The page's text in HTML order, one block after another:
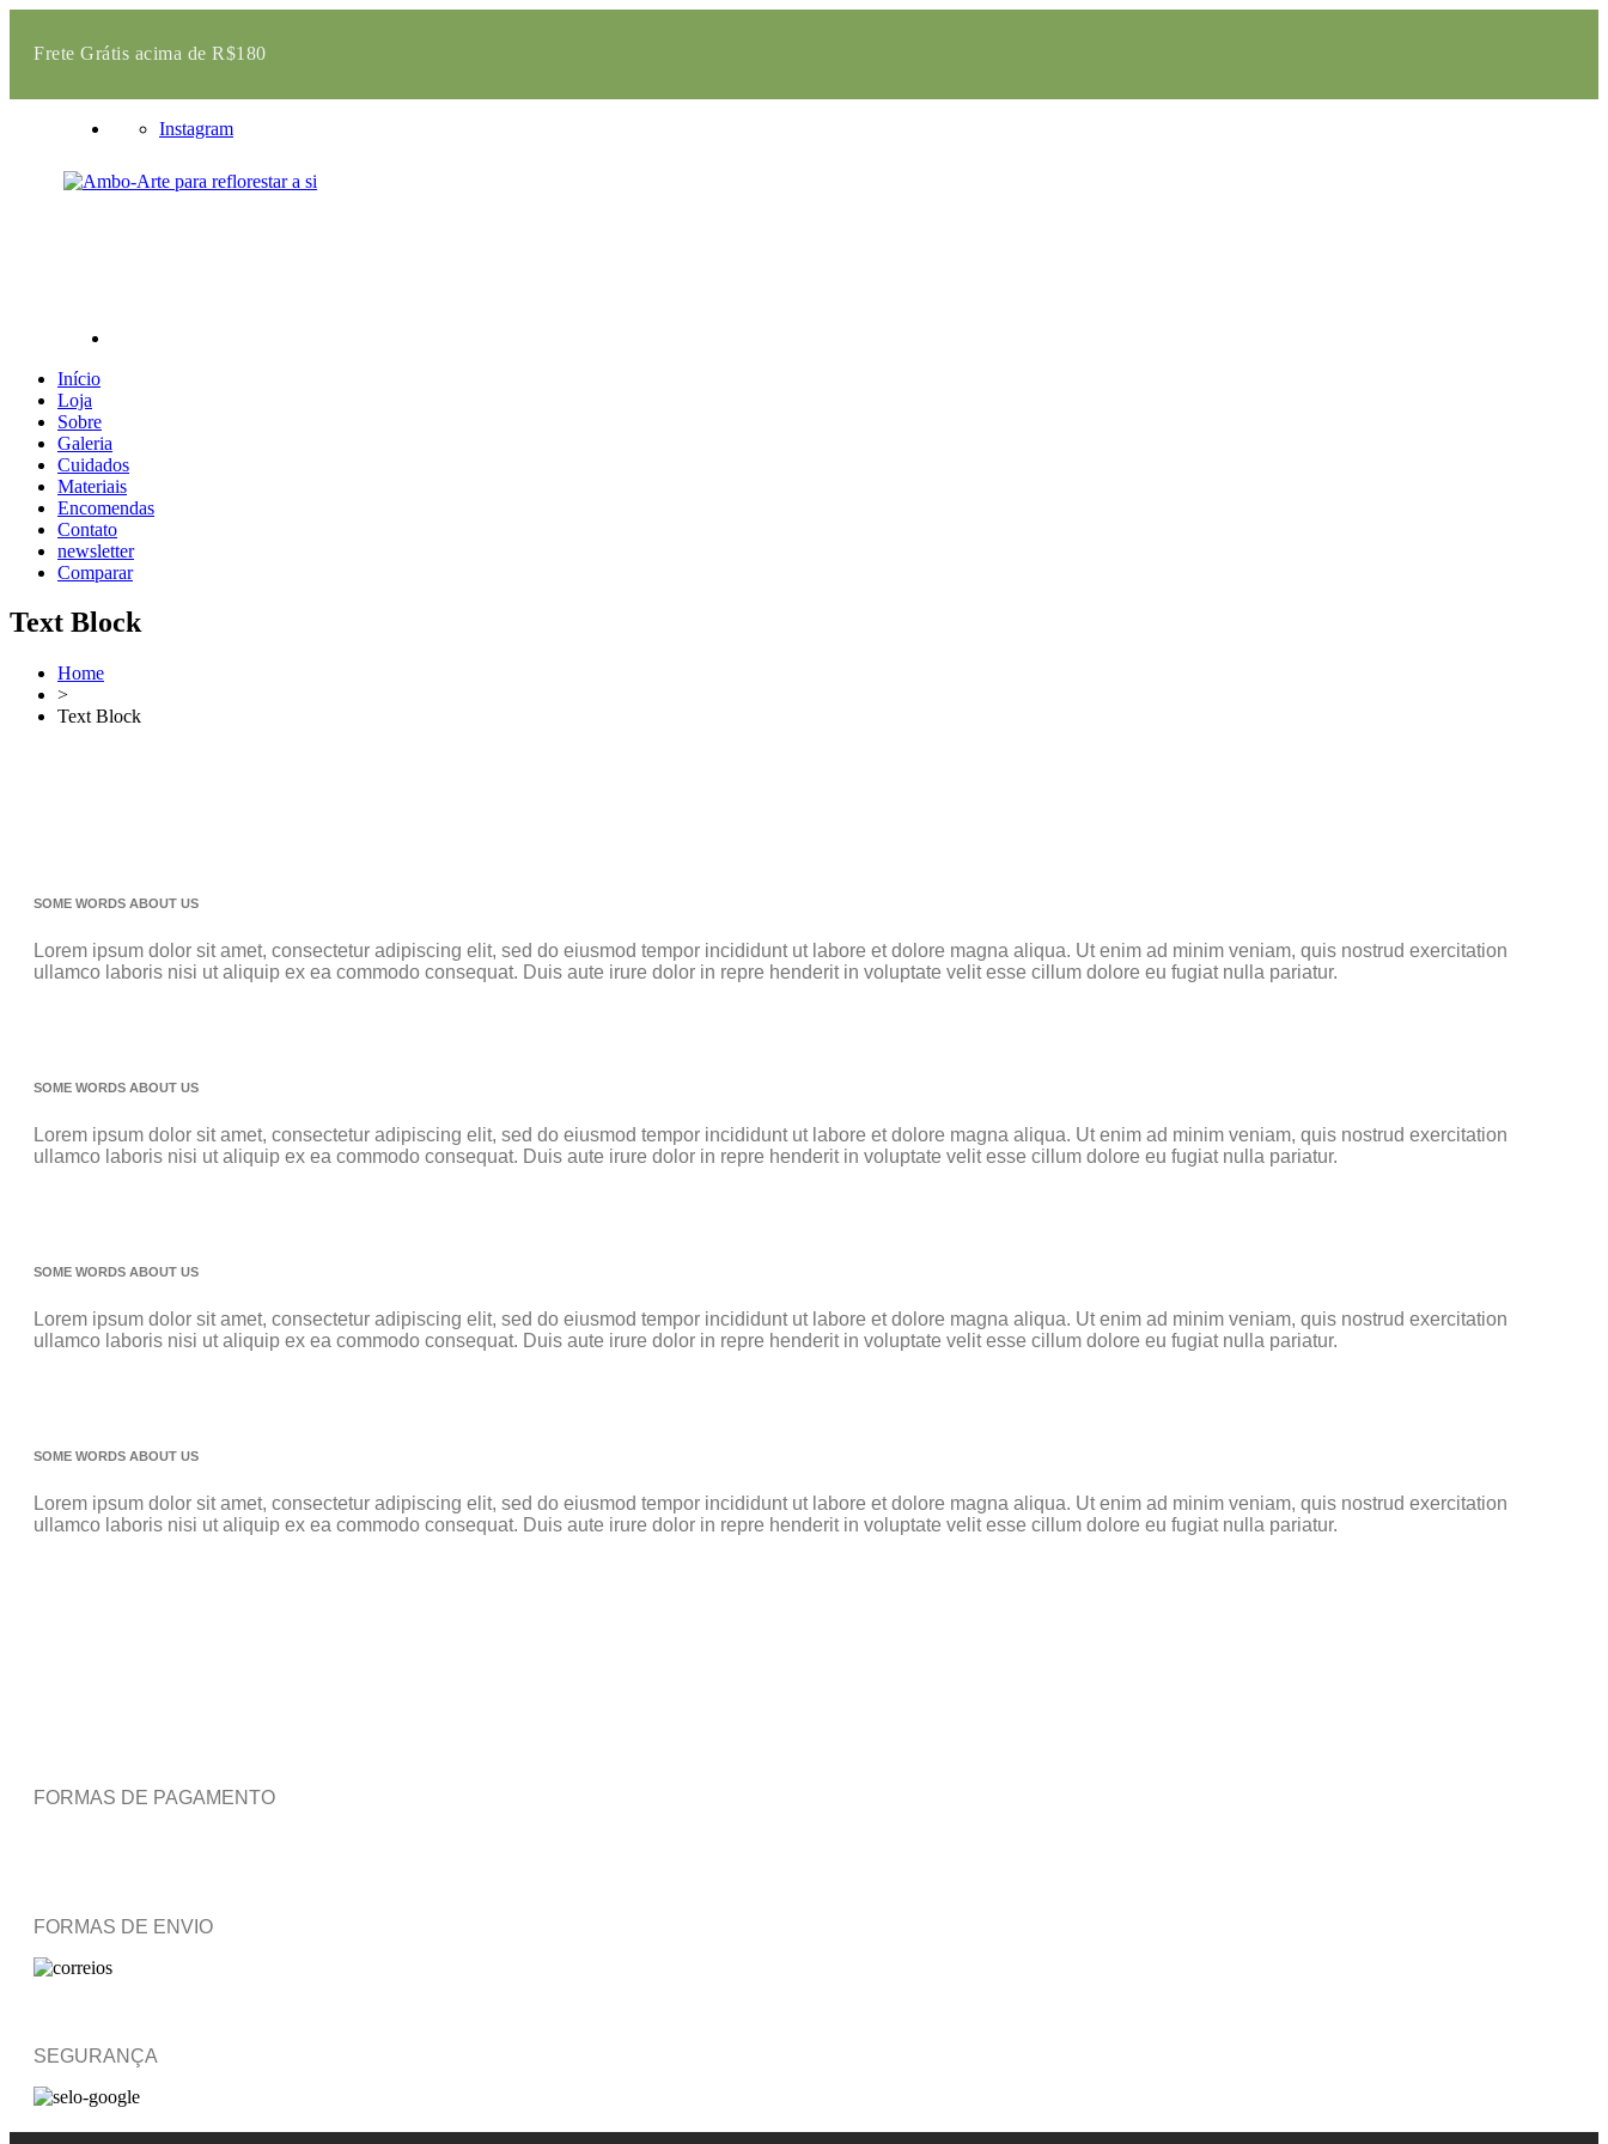
Frete Grátis acima de R$180
Instagram
Início
Loja
Sobre
Galeria
Cuidados
Materiais
Encomendas
Contato
newsletter
Comparar
Text Block
Home
>
Text Block
SOME WORDS ABOUT US
Lorem ipsum dolor sit amet, consectetur adipiscing elit, sed do eiusmod tempor incididunt ut labore et dolore magna aliqua. Ut enim ad minim veniam, quis nostrud exercitation
ullamco laboris nisi ut aliquip ex ea commodo consequat. Duis aute irure dolor in repre henderit in voluptate velit esse cillum dolore eu fugiat nulla pariatur.
SOME WORDS ABOUT US
Lorem ipsum dolor sit amet, consectetur adipiscing elit, sed do eiusmod tempor incididunt ut labore et dolore magna aliqua. Ut enim ad minim veniam, quis nostrud exercitation
ullamco laboris nisi ut aliquip ex ea commodo consequat. Duis aute irure dolor in repre henderit in voluptate velit esse cillum dolore eu fugiat nulla pariatur.
SOME WORDS ABOUT US
Lorem ipsum dolor sit amet, consectetur adipiscing elit, sed do eiusmod tempor incididunt ut labore et dolore magna aliqua. Ut enim ad minim veniam, quis nostrud exercitation
ullamco laboris nisi ut aliquip ex ea commodo consequat. Duis aute irure dolor in repre henderit in voluptate velit esse cillum dolore eu fugiat nulla pariatur.
SOME WORDS ABOUT US
Lorem ipsum dolor sit amet, consectetur adipiscing elit, sed do eiusmod tempor incididunt ut labore et dolore magna aliqua. Ut enim ad minim veniam, quis nostrud exercitation
ullamco laboris nisi ut aliquip ex ea commodo consequat. Duis aute irure dolor in repre henderit in voluptate velit esse cillum dolore eu fugiat nulla pariatur.
FORMAS DE PAGAMENTO
FORMAS DE ENVIO
SEGURANÇA